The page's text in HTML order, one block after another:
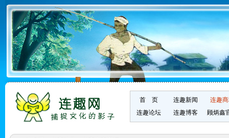
首 页 连趣新闻
连趣
连趣论坛
连趣博客 顾炳鑫